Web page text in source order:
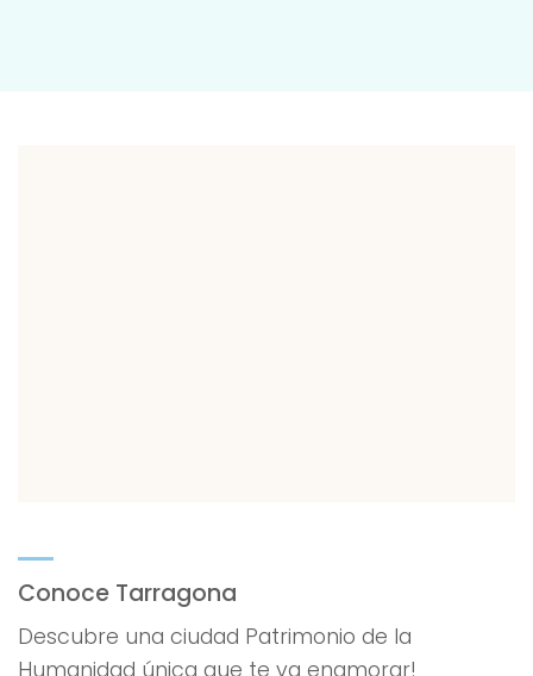
Conoce Tarragona
Descubre una ciudad Patrimonio de la
Humanidad única que te va enamorar!